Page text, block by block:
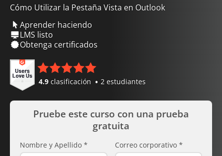
Cómo Utilizar la Pestaña Vista en Outlook
Aprender haciendo
LMS listo
Obtenga certificados
4.9 clasificación 2 estudiantes
Pruebe este curso con una prueba
gratuita
Nombre y Apellido * Correo corporativo *